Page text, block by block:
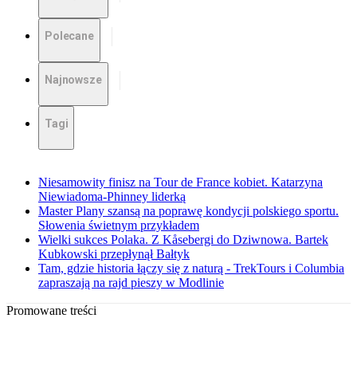
Polecane
Najnowsze
Tagi
Niesamowity finisz na Tour de France kobiet. Katarzyna
Niewiadoma-Phinney liderką
Master Plany szansą na poprawę kondycji polskiego sportu.
Słowenia świetnym przykładem
Wielki sukces Polaka. Z Kåsebergi do Dziwnowa. Bartek
Kubkowski przepłynął Bałtyk
Tam, gdzie historia łączy się z naturą - TrekTours i Columbia
zapraszają na rajd pieszy w Modlinie
Promowane treści